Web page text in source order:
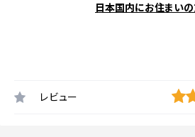
日本国内にお住まい
レビュー